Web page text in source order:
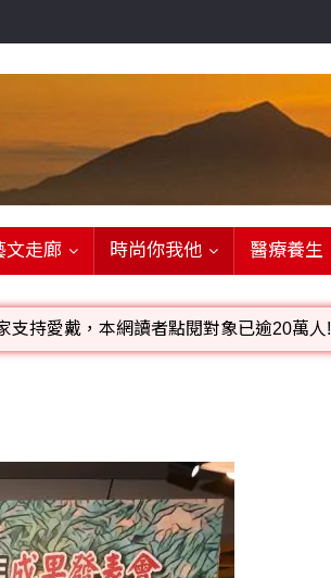
文走廊 時尚你我他 醫療養生
支持愛戴，本網讀者點閱對象已逾20萬人!